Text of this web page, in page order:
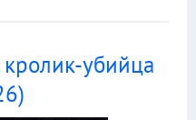
убийца